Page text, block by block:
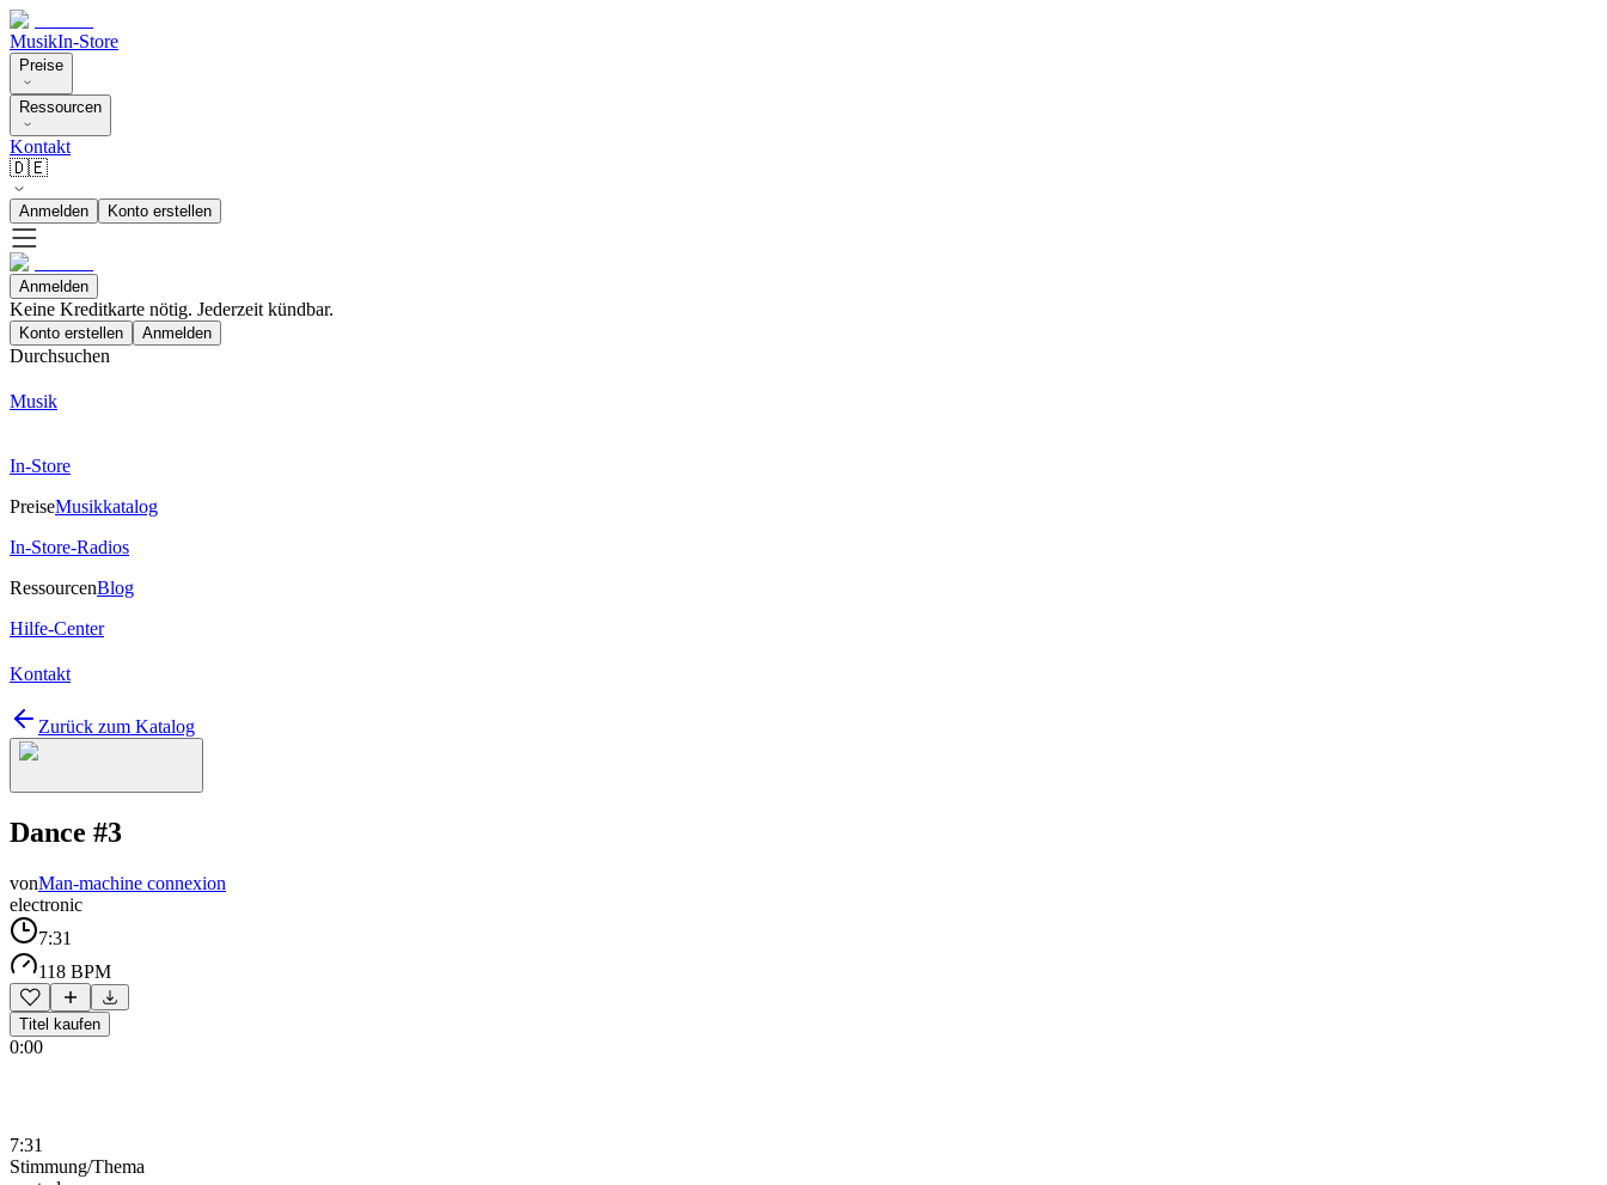
MusikIn-Store
Preise
Ressourcen
Kontakt
🇩🇪
Anmelden Konto erstellen
Anmelden
Keine Kreditkarte nötig. Jederzeit kündbar.
Konto erstellen Anmelden
Durchsuchen
Musik
In-Store
PreiseMusikkatalog
In-Store-Radios
RessourcenBlog
Hilfe-Center
Kontakt
Zurück zum Katalog
Dance #3
vonMan-machine connexion
electronic
7:31
118 BPM
Titel kaufen
0:00
7:31
Stimmung/Thema